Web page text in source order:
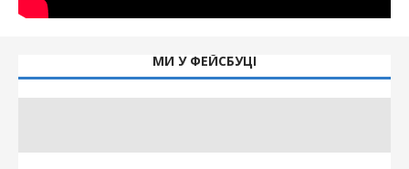
МИ У ФЕЙСБУЦІ